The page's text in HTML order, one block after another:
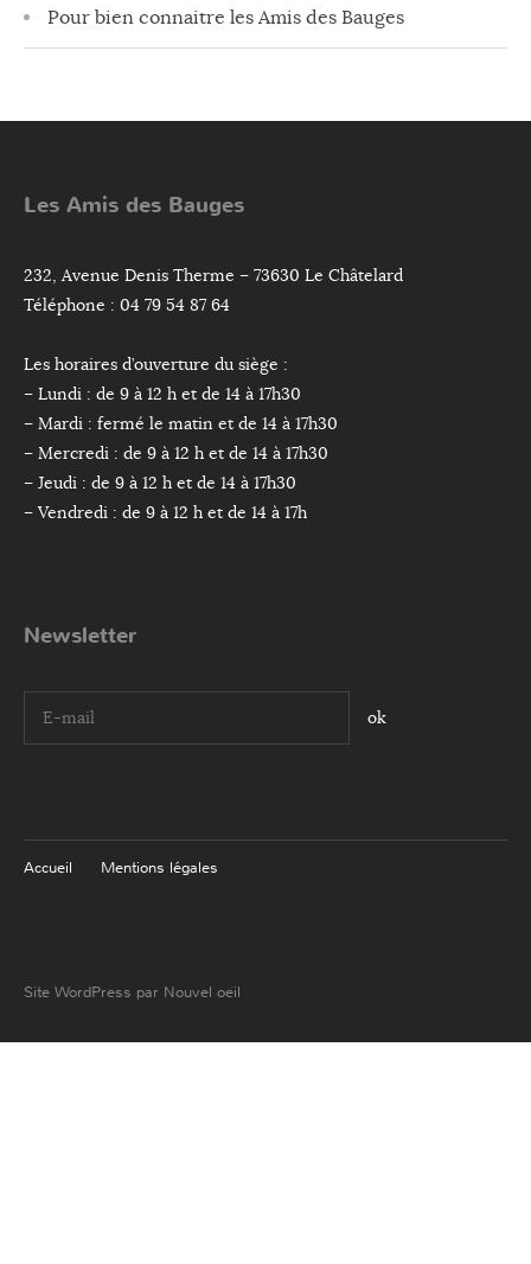
Pour bien connaitre les Amis des Bauges
Les Amis des Bauges
232, Avenue Denis Therme – 73630 Le Châtelard
Téléphone : 04 79 54 87 64
Les horaires d’ouverture du siège :
– Lundi : de 9 à 12 h et de 14 à 17h30
– Mardi : fermé le matin et de 14 à 17h30
– Mercredi : de 9 à 12 h et de 14 à 17h30
– Jeudi : de 9 à 12 h et de 14 à 17h30
– Vendredi : de 9 à 12 h et de 14 à 17h
Newsletter
I agree terms and conditions.*
Accueil Mentions légales
Site WordPress par Nouvel oeil